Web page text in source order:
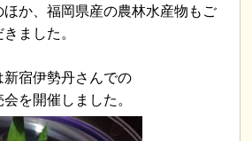
か、福岡県産の農林水産物もご
ました。
宿伊勢丹さんでの
を開催しました。